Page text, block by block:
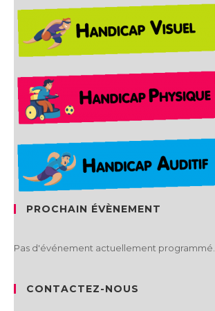
PROCHAIN ÉVÈNEMENT
Pas d'événement actuellement programmé.
CONTACTEZ-NOUS